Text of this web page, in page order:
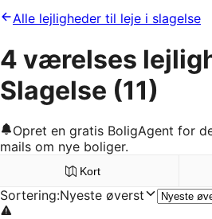
Alle lejligheder til leje i slagelse
4 værelses
Slagelse (11)
Opret en gratis BoligAgent for
mails om nye boliger.
Kort
Sortering:Nyeste øverst